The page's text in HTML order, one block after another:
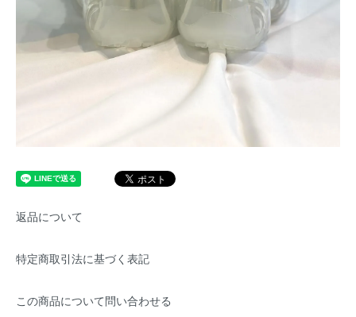
返品について
特定商取引法に基づく表記
この商品について問い合わせる